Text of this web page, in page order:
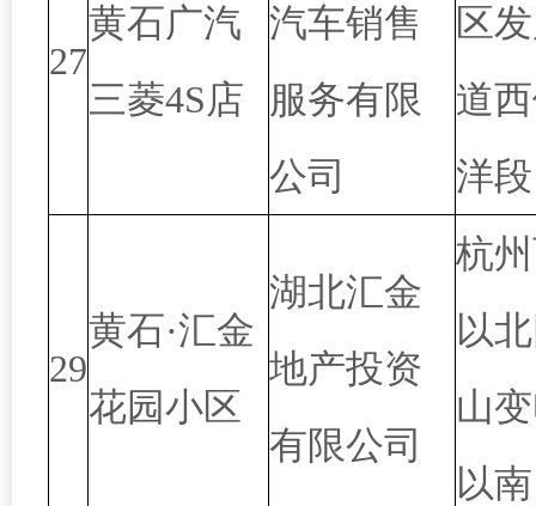
27
黄石广汽
三菱4S店
汽车销售
服务有限
公司
区
道
洋段
29
黄石·汇金
花园小区
湖北汇金
地产投资
有限公司
杭
以
山
以南